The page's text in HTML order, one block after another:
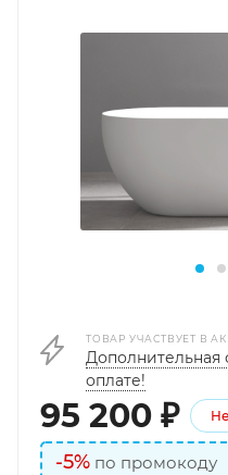
ТОВАР УЧАСТВУЕТ В
Дополнительная
оплате!
95 200 ₽
-5% по промокоду